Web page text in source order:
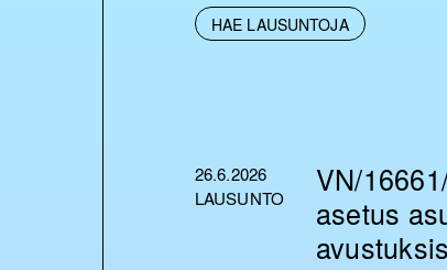
HAE LAUSUNTOJA
26.6.2026
LAUSUNTO
VN/
asetus